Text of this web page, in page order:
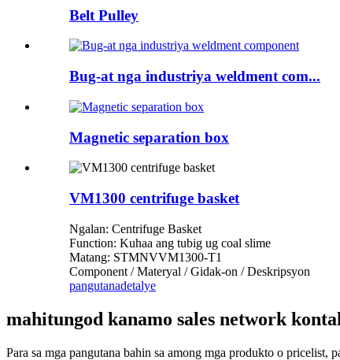
Belt Pulley
Bug-at nga industriya weldment com...
Magnetic separation box
VM1300 centrifuge basket
Ngalan: Centrifuge Basket
Function: Kuhaa ang tubig ug coal slime
Matang: STMNVVM1300-T1
Component / Materyal / Gidak-on / Deskripsyon
pangutanadetalye
mahitungod kanamo sales network
Para sa mga pangutana bahin sa among mga produkto o